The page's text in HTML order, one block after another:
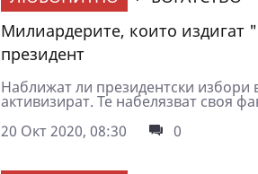
Милиардерите, които издигат
президент
Наближат ли президентски избори
активизират. Те набелязват своя
20 Окт 2020, 08:30
0